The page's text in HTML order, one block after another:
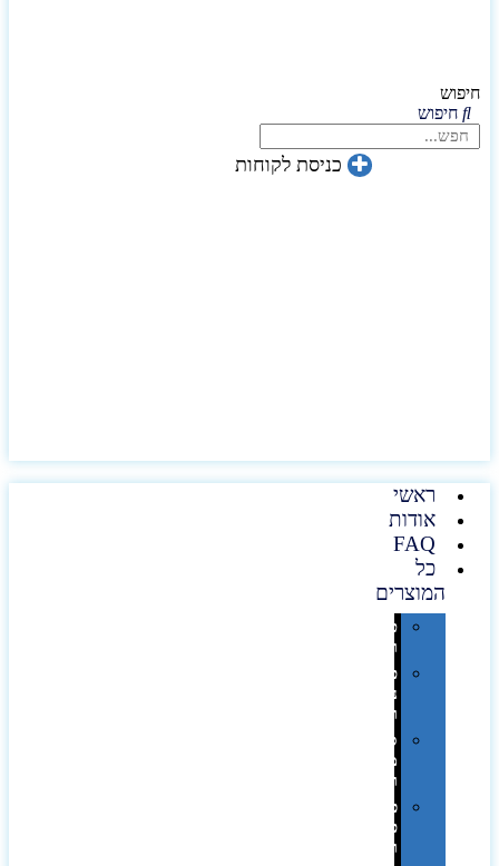
חיפוש
חיפוש
כניסת לקוחות
ראשי
אודות
FAQ
כל
המוצרים
טכנולוגיה
וגאדג'טים
פנאי,
נופש
ונסיעות
סביבת
משרד
ופרימיום
כלים,
פנסים
ורכב